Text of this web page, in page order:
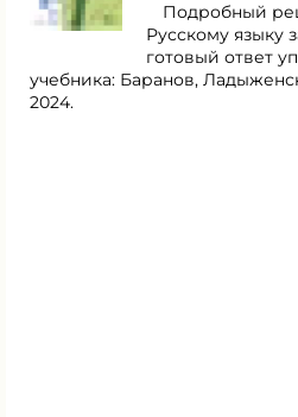
Подробный
Русскому языку
готовый ответ
учебника: Баранов,
2024.